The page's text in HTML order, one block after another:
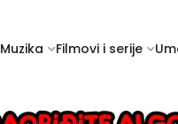
Muzika Filmovi i serije